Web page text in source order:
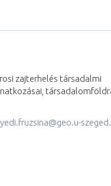
zajterhelés társadalmi